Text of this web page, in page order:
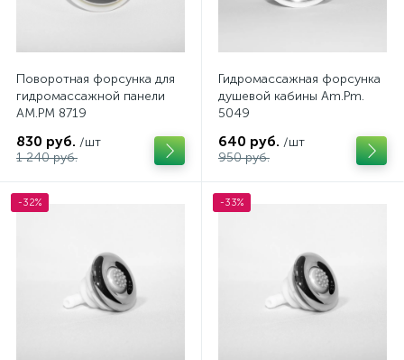
Поворотная форсунка для
гидромассажной панели
AM.PM 8719
830 руб. /шт
1 240 руб.
Гидромассажная форсунка
душевой кабины Am.Pm.
5049
640 руб. /шт
950 руб.
-32% -33%